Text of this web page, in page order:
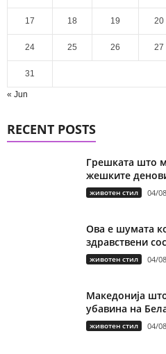
17 18 19 20
24 25 26 27
31
« Jun
RECENT POSTS
Грешката што
жешките
животен стил 04/
Ова е шумата
здравствени
животен стил 04/
Македонија
убавина на
животен стил 04/